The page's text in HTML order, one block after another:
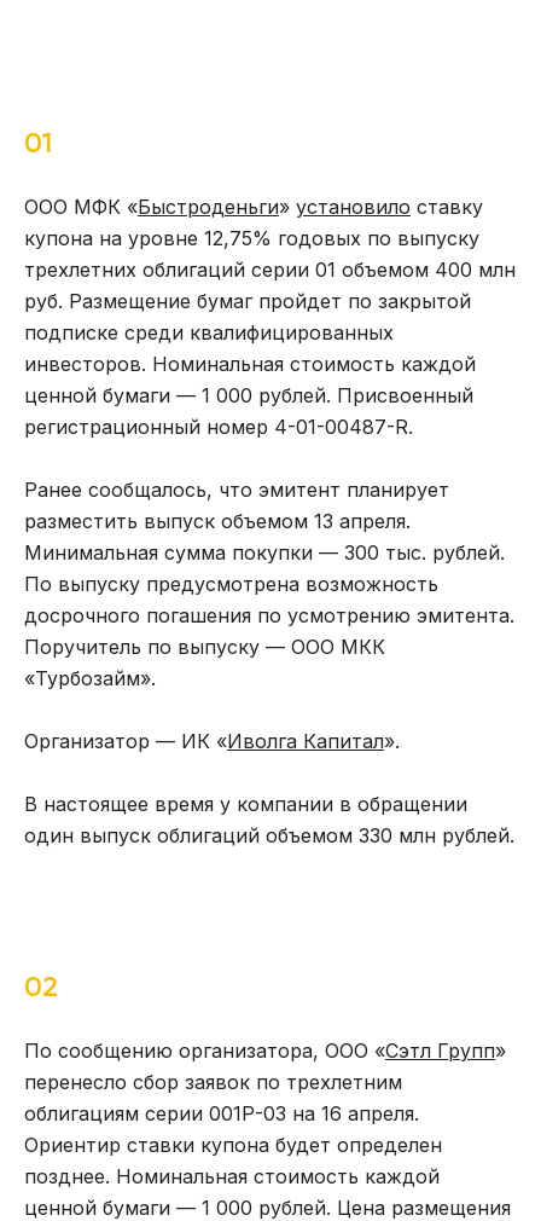
01
ООО МФК «Быстроденьги» установило ставку
купона на уровне 12,75% годовых по выпуску
трехлетних облигаций серии 01 объемом 400 млн
руб. Размещение бумаг пройдет по закрытой
подписке среди квалифицированных
инвесторов. Номинальная стоимость каждой
ценной бумаги — 1 000 рублей. Присвоенный
регистрационный номер 4-01-00487-R.
Ранее сообщалось, что эмитент планирует
разместить выпуск объемом 13 апреля.
Минимальная сумма покупки — 300 тыс. рублей.
По выпуску предусмотрена возможность
досрочного погашения по усмотрению эмитента.
Поручитель по выпуску — ООО МКК
«Турбозайм».
Организатор — ИК «Иволга Капитал».
В настоящее время у компании в обращении
один выпуск облигаций объемом 330 млн рублей.
02
По сообщению организатора, ООО «Сэтл Групп»
перенесло сбор заявок по трехлетним
облигациям серии 001Р-03 на 16 апреля.
Ориентир ставки купона будет определен
позднее. Номинальная стоимость каждой
ценной бумаги — 1 000 рублей. Цена размещения